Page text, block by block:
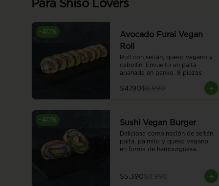
Para Shiso Lovers
-40%
Avocado Furai Vegan
Roll
Roll con seitán, queso vegano y
cebollín. Envuelto en palta
apanada en panko. 8 piezas.
$4.190$6.990
-40% Sushi Vegan Burger
Deliciosa combinación de seitán,
palta, palmito y queso vegano
en forma de hamburguesa.
$5.390$8.990